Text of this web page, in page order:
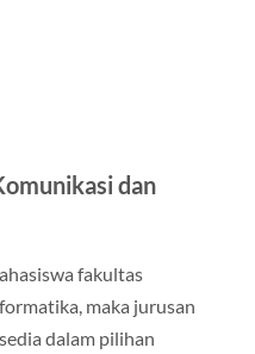
dan
fakultas
maka jurusan
dalam pilihan